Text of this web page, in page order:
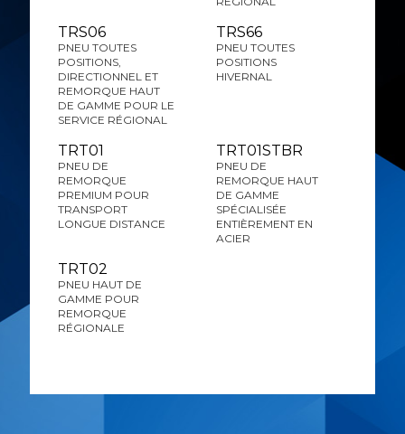
TRS06
PNEU TOUTES
POSITIONS,
DIRECTIONNEL ET
REMORQUE HAUT
DE GAMME POUR LE
SERVICE RÉGIONAL
TRS66
PNEU TOUTES
POSITIONS
HIVERNAL
TRT01
PNEU DE
REMORQUE
PREMIUM POUR
TRANSPORT
LONGUE DISTANCE
TRT01STBR
PNEU DE
REMORQUE HAUT
DE GAMME
SPÉCIALISÉE
ENTIÈREMENT EN
ACIER
TRT02
PNEU HAUT DE
GAMME POUR
REMORQUE
RÉGIONALE